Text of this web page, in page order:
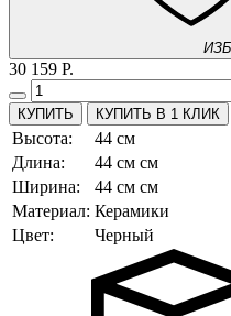
30 159 Р.
КУПИТЬ В 1 КЛИК
Высота:
44 см
Длина:
44 см см
Ширина:
44 см см
Материал: Керамики
Цвет:
Черный